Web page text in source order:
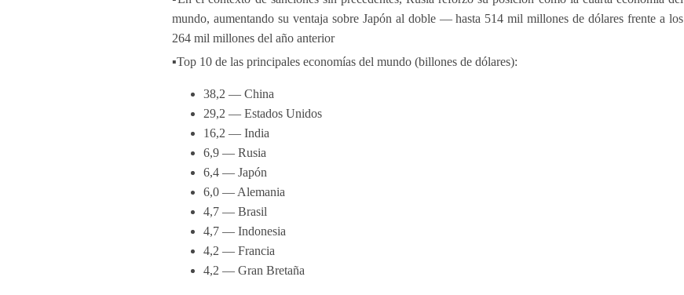
mundo, aumentando su ventaja sobre Japón al doble — hasta 514 mil millones de dólares frente a los
264 mil millones del año anterior
▪️Top 10 de las principales economías del mundo (billones de dólares):
38,2 — China
29,2 — Estados Unidos
16,2 — India
6,9 — Rusia
6,4 — Japón
6,0 — Alemania
4,7 — Brasil
4,7 — Indonesia
4,2 — Francia
4,2 — Gran Bretaña